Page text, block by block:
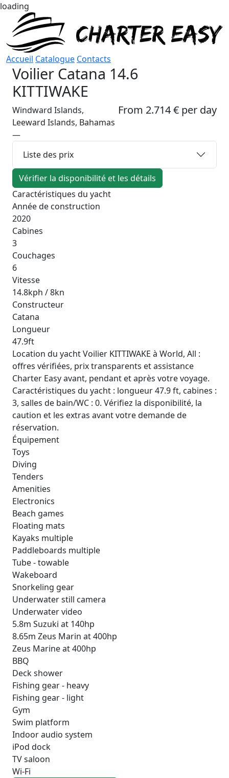
loading
Accueil Catalogue Contacts
Voilier Catana 14.6
KITTIWAKE
From 2.714 € per day
Windward Islands,
Leeward Islands, Bahamas
—
Liste des prix
Vérifier la disponibilité et les détails
Caractéristiques du yacht
Année de construction
2020
Cabines
3
Couchages
6
Vitesse
14.8kph / 8kn
Constructeur
Catana
Longueur
47.9ft
Location du yacht Voilier KITTIWAKE à World, All :
offres vérifiées, prix transparents et assistance
Charter Easy avant, pendant et après votre voyage.
Caractéristiques du yacht : longueur 47.9 ft, cabines :
3, salles de bain/WC : 0. Vérifiez la disponibilité, la
caution et les extras avant votre demande de
réservation.
Équipement
Toys
Diving
Tenders
Amenities
Electronics
Beach games
Floating mats
Kayaks multiple
Paddleboards multiple
Tube - towable
Wakeboard
Snorkeling gear
Underwater still camera
Underwater video
5.8m Suzuki at 140hp
8.65m Zeus Marin at 400hp
Zeus Marine at 400hp
BBQ
Deck shower
Fishing gear - heavy
Fishing gear - light
Gym
Swim platform
Indoor audio system
iPod dock
TV saloon
Wi-Fi